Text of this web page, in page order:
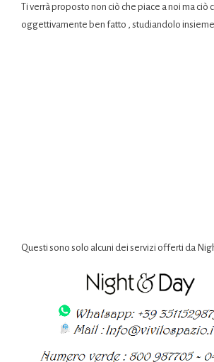
Ti verrà proposto non ciò che piace a noi ma ciò
oggettivamente ben fatto , studiandolo insieme
Questi sono solo alcuni dei servizi offerti da